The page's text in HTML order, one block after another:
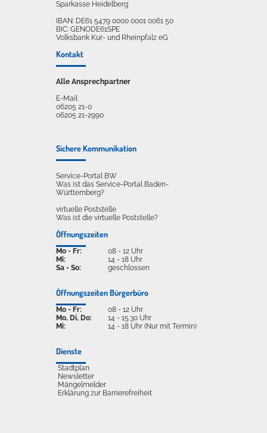
Sparkasse Heidelberg
IBAN: DE61 5479 0000 0001 0061 50
BIC: GENODE61SPE
Volksbank Kur- und Rheinpfalz eG
Kontakt
Alle Ansprechpartner
E-Mail
06205 21-0
06205 21-2990
Sichere Kommunikation
Service-Portal BW
Was ist das Service-Portal Baden-
Württemberg?
virtuelle Poststelle
Was ist die virtuelle Poststelle?
Öffnungszeiten
Mo - Fr:
Mi:
Sa - So:
08 - 12 Uhr
14 - 18 Uhr
geschlossen
Öffnungszeiten Bürgerbüro
Mo - Fr:
Mo, Di, Do:
Mi:
08 - 12 Uhr
14 - 15.30 Uhr
14 - 18 Uhr (Nur mit Termin)
Dienste
Stadtplan
Newsletter
Mängelmelder
Erklärung zur Barrierefreiheit